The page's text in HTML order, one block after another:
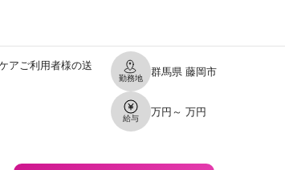
アご利用者様の送
勤務地
群馬県 藤岡市
給与
万円～ 万円